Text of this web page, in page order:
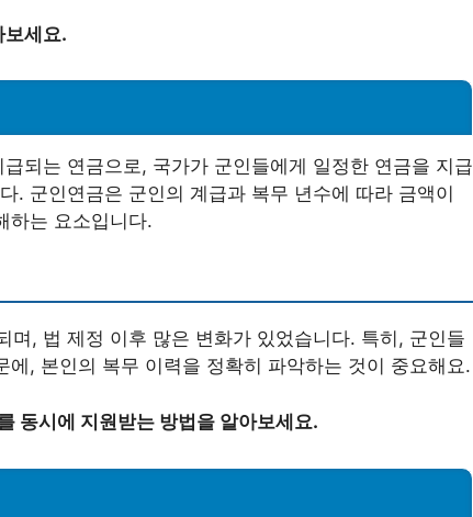
보세요.
되는 연금으로, 국가가 군인들에게 일정한 연금을 지급
. 군인연금은 군인의 계급과 복무 년수에 따라 금액이
하는 요소입니다.
며, 법 제정 이후 많은 변화가 있었습니다. 특히, 군인들
, 본인의 복무 이력을 정확히 파악하는 것이 중요해요.
동시에 지원받는 방법을 알아보세요.